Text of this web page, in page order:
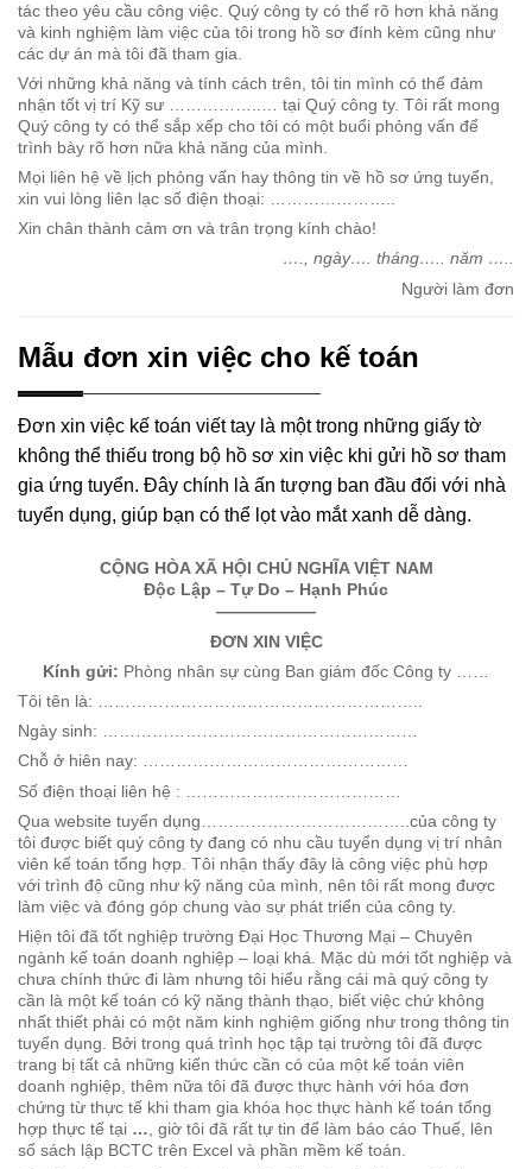
tác theo yêu cầu công việc. Quý công ty có thể rõ hơn khả năng
và kinh nghiệm làm việc của tôi trong hồ sơ đính kèm cũng như
các dự án mà tôi đã tham gia.
Với những khả năng và tính cách trên, tôi tin mình có thể đảm
nhận tốt vị trí Kỹ sư ……………..… tại Quý công ty. Tôi rất mong
Quý công ty có thể sắp xếp cho tôi có một buổi phỏng vấn để
trình bày rõ hơn nữa khả năng của mình.
Mọi liên hệ về lịch phỏng vấn hay thông tin về hồ sơ ứng tuyển,
xin vui lòng liên lạc số điện thoại: …………………..
Xin chân thành cảm ơn và trân trọng kính chào!
…., ngày…. tháng….. năm …..
Người làm đơn
Mẫu đơn xin việc cho kế toán
Đơn xin việc kế toán viết tay là một trong những giấy tờ
không thể thiếu trong bộ hồ sơ xin việc khi gửi hồ sơ tham
gia ứng tuyển. Đây chính là ấn tượng ban đầu đối với nhà
tuyển dụng, giúp bạn có thể lọt vào mắt xanh dễ dàng.
CỘNG HÒA XÃ HỘI CHỦ NGHĨA VIỆT NAM
Độc Lập – Tự Do – Hạnh Phúc
——————
ĐƠN XIN VIỆC
Kính gửi: Phòng nhân sự cùng Ban giám đốc Công ty ……
Tôi tên là: …………………………………………………..
Ngày sinh: …………………………………………………
Chỗ ở hiên nay: …………………………………………
Số điện thoại liên hệ : …………………………………
Qua website tuyển dụng………………………………..của công ty
tôi được biết quý công ty đang có nhu cầu tuyển dụng vị trí nhân
viên kế toán tổng hợp. Tôi nhận thấy đây là công việc phù hợp
với trình độ cũng như kỹ năng của mình, nên tôi rất mong được
làm việc và đóng góp chung vào sự phát triển của công ty.
Hiện tôi đã tốt nghiệp trường Đại Học Thương Mại – Chuyên
ngành kế toán doanh nghiệp – loại khá. Mặc dù mới tốt nghiệp và
chưa chính thức đi làm nhưng tôi hiểu rằng cái mà quý công ty
cần là một kế toán có kỹ năng thành thạo, biết việc chứ không
nhất thiết phải có một năm kinh nghiệm giống như trong thông tin
tuyển dụng. Bởi trong quá trình học tập tại trường tôi đã được
trang bị tất cả những kiến thức cần có của một kế toán viên
doanh nghiệp, thêm nữa tôi đã được thực hành với hóa đơn
chứng từ thực tế khi tham gia khóa học thực hành kế toán tổng
hợp thực tế tại … , giờ tôi đã rất tự tin để làm báo cáo Thuế, lên
sổ sách lập BCTC trên Excel và phần mềm kế toán.